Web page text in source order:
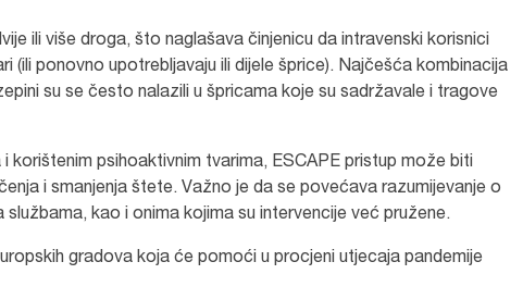
ili više droga, što naglašava činjenicu da intravenski korisnici
(ili ponovno upotrebljavaju ili dijele šprice). Najčešća kombinacija
su se često nalazili u špricama koje su sadržavale i tragove
korištenim psihoaktivnim tvarima, ESCAPE pristup može biti
i smanjenja štete. Važno je da se povećava razumijevanje o
kao i onima kojima su intervencije već pružene.
gradova koja će pomoći u procjeni utjecaja pandemije